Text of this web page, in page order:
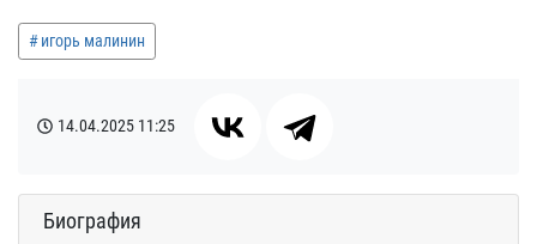
игорь малинин
14.04.2025 11:25
Биография